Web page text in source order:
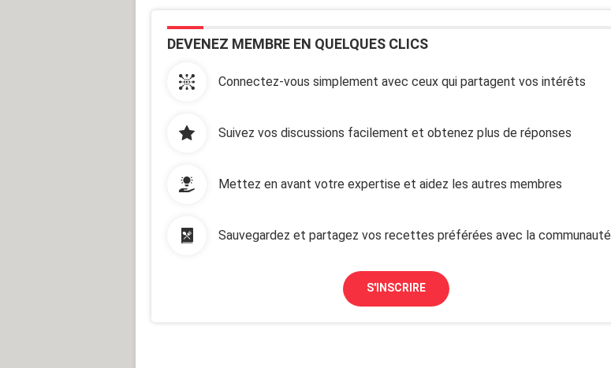
DEVENEZ MEMBRE EN QUELQUES CLICS
Connectez-vous simplement avec ceux qui partagent vos intérêts
Suivez vos discussions facilement et obtenez plus de réponses
Mettez en avant votre expertise et aidez les autres membres
Sauvegardez et partagez vos recettes préférées avec la communauté
S'INSCRIRE